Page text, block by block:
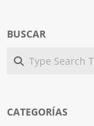
BUSCAR
Search
CATEGORÍAS